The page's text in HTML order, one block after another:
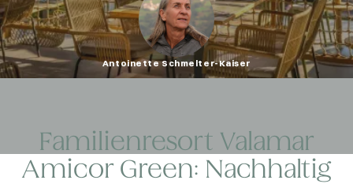
Antoinette Schmelter-Kaiser
Familienresort Valamar
Amicor Green: Nachhaltig